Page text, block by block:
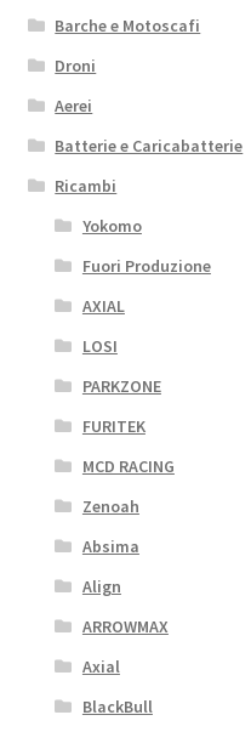
Barche e Motoscafi
Droni
Aerei
Batterie e Caricabatterie
Ricambi
Yokomo
Fuori Produzione
AXIAL
LOSI
PARKZONE
FURITEK
MCD RACING
Zenoah
Absima
Align
ARROWMAX
Axial
BlackBull